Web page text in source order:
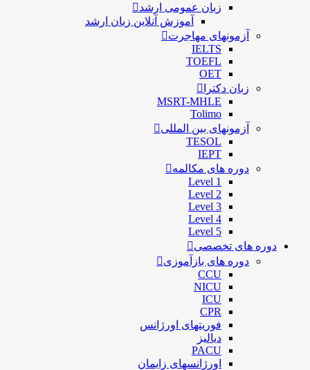
زبان عمومی ارشد
آموزش آنلاین زبان ارشد
آزمونهای مهاجرت
IELTS
TOEFL
OET
زبان دکترا
MSRT-MHLE
Tolimo
آزمونهای بین المللی
TESOL
IEPT
دوره های مکالمه
Level 1
Level 2
Level 3
Level 4
Level 5
دوره های تخصصی
دوره های بازآموزی
CCU
NICU
ICU
CPR
فوریتهای اورژانس
دیالیز
PACU
اورژانسهای زایمان